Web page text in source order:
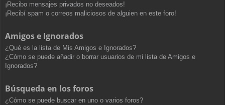
¡Recibo mensajes privados no deseados!
¡Recibí spam o correos maliciosos de alguien en este foro!
Amigos e Ignorados
¿Qué es la lista de Mis Amigos e Ignorados?
¿Cómo se puede añadir o borrar usuarios de mi lista de Amigos e
Ignorados?
Búsqueda en los foros
¿Cómo se puede buscar en uno o varios foros?